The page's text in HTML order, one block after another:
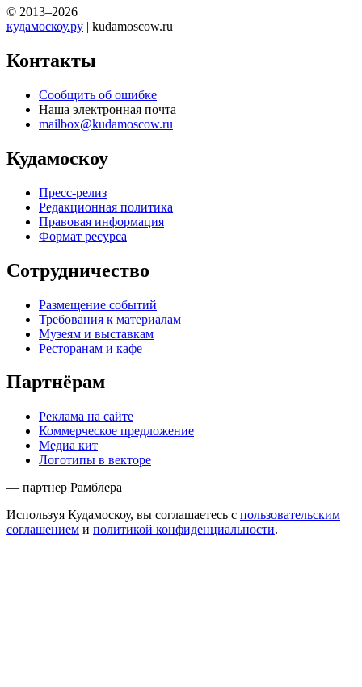
© 2013–2026
кудамоскоу.ру | kudamoscow.ru
Контакты
Сообщить об ошибке
Наша электронная почта
mailbox@kudamoscow.ru
Кудамоскоу
Пресс-релиз
Редакционная политика
Правовая информация
Формат ресурса
Сотрудничество
Размещение событий
Требования к материалам
Музеям и выставкам
Ресторанам и кафе
Партнёрам
Реклама на сайте
Коммерческое предложение
Медиа кит
Логотипы в векторе
— партнер Рамблера
Используя Кудамоскоу, вы соглашаетесь с пользовательским
соглашением и политикой конфиденциальности.